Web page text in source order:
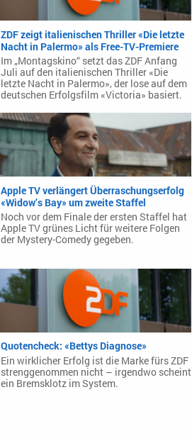
ZDF zeigt italienischen Thriller «Die letzte
Nacht in Palermo» als Free-TV-Premiere
Im „Montagskino“ setzt das ZDF Anfang
Juli auf den italienischen Thriller «Die
letzte Nacht in Palermo», der lose auf dem
deutschen Erfolgsfilm «Victoria» basiert.
Apple TV verlängert Überraschungserfolg
«Widow’s Bay» um zweite Staffel
Noch vor dem Finale der ersten Staffel hat
Apple TV grünes Licht für weitere Folgen
der Mystery-Comedy gegeben.
Quotencheck: «Bettys Diagnose»
Ein wirklicher Erfolg ist die Marke fürs ZDF
strenggenommen nicht – irgendwo scheint
ein Bremsklotz im System.